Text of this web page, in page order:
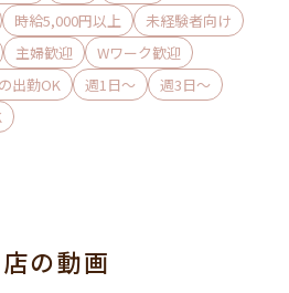
時給5,000円以上
未経験者向け
主婦歓迎
Wワーク歓迎
出勤OK 週1日〜
週3日〜
の動画